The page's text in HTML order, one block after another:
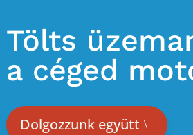
Tölts
a céged
Dolgozzunk együtt